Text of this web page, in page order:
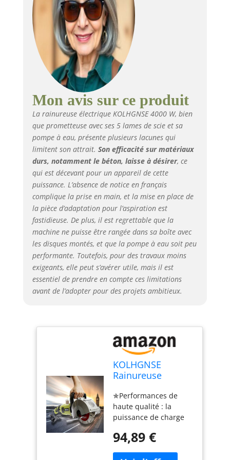
rangement pour un
transport facile et un
rangement sûr.
✯Ergonomie et
nettoyage : la poignée
ergonomique et le
poids léger peuvent
sans fatigue même
après une longue
période de travail.
L'adaptateur
d'aspirateur intégré
assure une propreté
maximale sur le lieu
d'utilisation.
✯Application : il est
utilisé pour couper
des matériaux
minéraux tels que le
marbre, le granit, la
pierre naturelle et la
céramique.
Mon avis sur ce produit
La rainureuse électrique KOLHGNSE 4000 W, bien
que prometteuse avec ses 5 lames de scie et sa
pompe à eau, présente plusieurs lacunes qui
limitent son attrait. Son efficacité sur matériaux
durs, notamment le béton, laisse à désirer, ce
qui est décevant pour un appareil de cette
puissance. L’absence de notice en français
complique la prise en main, et la mise en place de
la pièce d’adaptation pour l’aspiration est
fastidieuse. De plus, il est regrettable que la
machine ne puisse être rangée dans sa boîte avec
les disques montés, et que la pompe à eau soit peu
performante. Toutefois, pour des travaux moins
exigeants, elle peut s’avérer utile, mais il est
essentiel de prendre en compte ces limitations
avant de l’adopter pour des projets ambitieux.
KOLHGNSE
Rainureuse
- 7500 tr/min -
Rainureuse
murale électrique
scie et pompe à
eau - Pour brique,
✯Performances de
haute qualité : la
puissance de charge
4000 W et la vitesse de
94,89 €